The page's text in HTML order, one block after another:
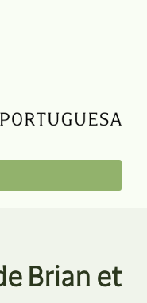
Brian et